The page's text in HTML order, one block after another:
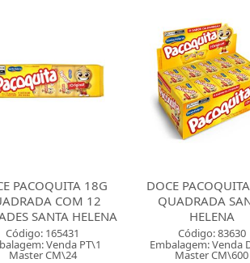
PACOQUITA 18G
COM 12
SANTA HELENA
Código: 165431
Venda PT\1
Master CM\24
DOCE
QUADRADA
HELENA
Código: 83630
Embalagem: Venda
Master CM\600